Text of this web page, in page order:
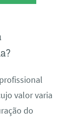
valor varia
do